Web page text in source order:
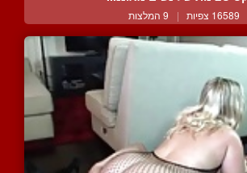
16589 צפיות | 9 המלצות